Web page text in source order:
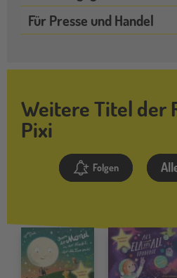
Für Presse und Handel
Weitere Titel der
Pixi
Folgen